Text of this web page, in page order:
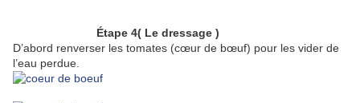
Étape 4( Le dressage )
D’abord renverser les tomates (cœur de bœuf) pour les vider de
l’eau perdue.